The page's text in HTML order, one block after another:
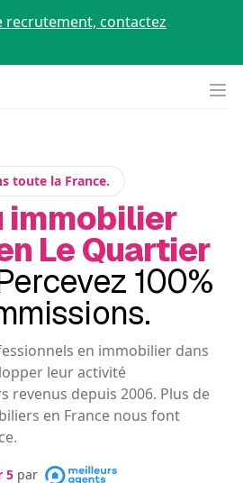
recrutement, contactez
toute la France.
immobilier
Le Quartier
100%
en immobilier dans
leur activité
revenus depuis 2006. Plus de
en France nous font
5 par